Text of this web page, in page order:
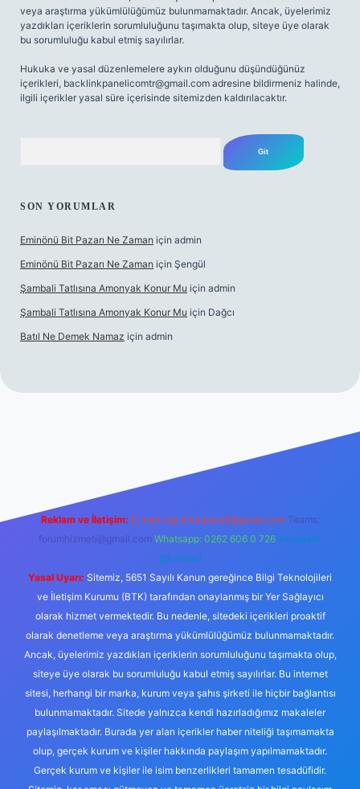
veya araştırma yükümlülüğümüz bulunmamaktadır. Ancak, üyelerimiz
yazdıkları içeriklerin sorumluluğunu taşımakta olup, siteye üye olarak
bu sorumluluğu kabul etmiş sayılırlar.
Hukuka ve yasal düzenlemelere aykırı olduğunu düşündüğünüz
içerikleri, backlinkpanelicomtr@gmail.com adresine bildirmeniz halinde,
ilgili içerikler yasal süre içerisinde sitemizden kaldırılacaktır.
SON YORUMLAR
Eminönü Bit Pazarı Ne Zaman için admin
Eminönü Bit Pazarı Ne Zaman için Şengül
Şambali Tatlısına Amonyak Konur Mu için admin
Şambali Tatlısına Amonyak Konur Mu için Dağcı
Batıl Ne Demek Namaz için admin
Reklam ve İletişim: E-mail: backlinkpaneli@gmail.com Teams:
forumhizmeti@gmail.com Whatsapp: 0262 606 0 726 Telegram:
@karabul
Yasal Uyarı: Sitemiz, 5651 Sayılı Kanun gereğince Bilgi Teknolojileri
ve İletişim Kurumu (BTK) tarafından onaylanmış bir Yer Sağlayıcı
olarak hizmet vermektedir. Bu nedenle, sitedeki içerikleri proaktif
olarak denetleme veya araştırma yükümlülüğümüz bulunmamaktadır.
Ancak, üyelerimiz yazdıkları içeriklerin sorumluluğunu taşımakta olup,
siteye üye olarak bu sorumluluğu kabul etmiş sayılırlar. Bu internet
sitesi, herhangi bir marka, kurum veya şahıs şirketi ile hiçbir bağlantısı
bulunmamaktadır. Sitede yalnızca kendi hazırladığımız makaleler
paylaşılmaktadır. Burada yer alan içerikler haber niteliği taşımamakta
olup, gerçek kurum ve kişiler hakkında paylaşım yapılmamaktadır.
Gerçek kurum ve kişiler ile isim benzerlikleri tamamen tesadüfidir.